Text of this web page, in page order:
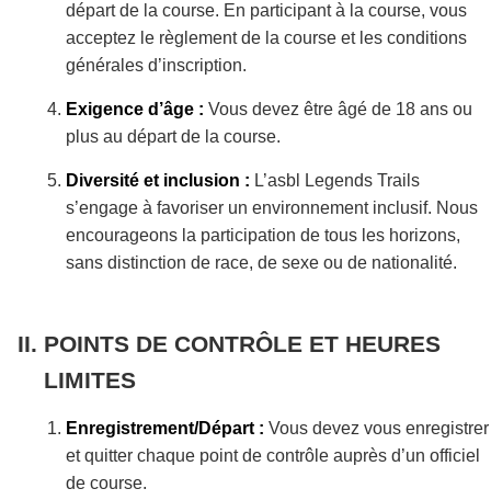
départ de la course. En participant à la course, vous
acceptez le règlement de la course et les conditions
générales d’inscription.
Exigence d’âge : Vous devez être âgé de 18 ans ou
plus au départ de la course.
Diversité et inclusion : L’asbl Legends Trails
s’engage à favoriser un environnement inclusif. Nous
encourageons la participation de tous les horizons,
sans distinction de race, de sexe ou de nationalité.
POINTS DE CONTRÔLE ET HEURES
LIMITES
Enregistrement/Départ : Vous devez vous enregistrer
et quitter chaque point de contrôle auprès d’un officiel
de course.